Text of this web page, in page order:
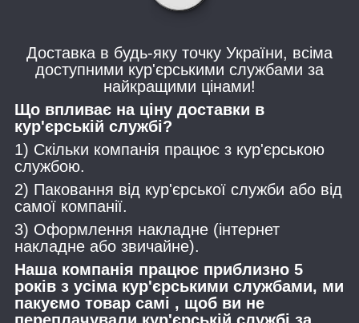
Доставка в будь-яку точку України, всіма
доступними кур'єрськими службами за
найкращими цінами!
Що впливає на ціну доставки в
кур'єрській службі?
1) Скільки компанія працює з кур'єрською
службою.
2) Паковання від кур'єрської служби або від
самої компанії.
3) Оформлення накладне (інтернет
накладне або звичайне).
Наша компанія працює приблизно 5
років з усіма кур'єрськими службами, ми
пакуємо товар самі , щоб ви не